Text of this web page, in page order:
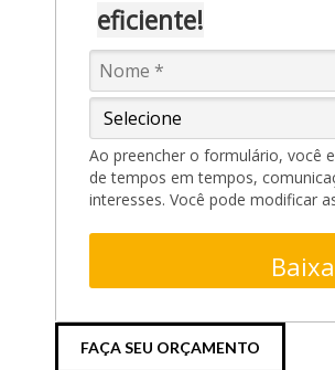
eficiente!
Ao preencher o formulário, você
de tempos em tempos,
interesses. Você pode modificar
FAÇA SEU ORÇAMENTO